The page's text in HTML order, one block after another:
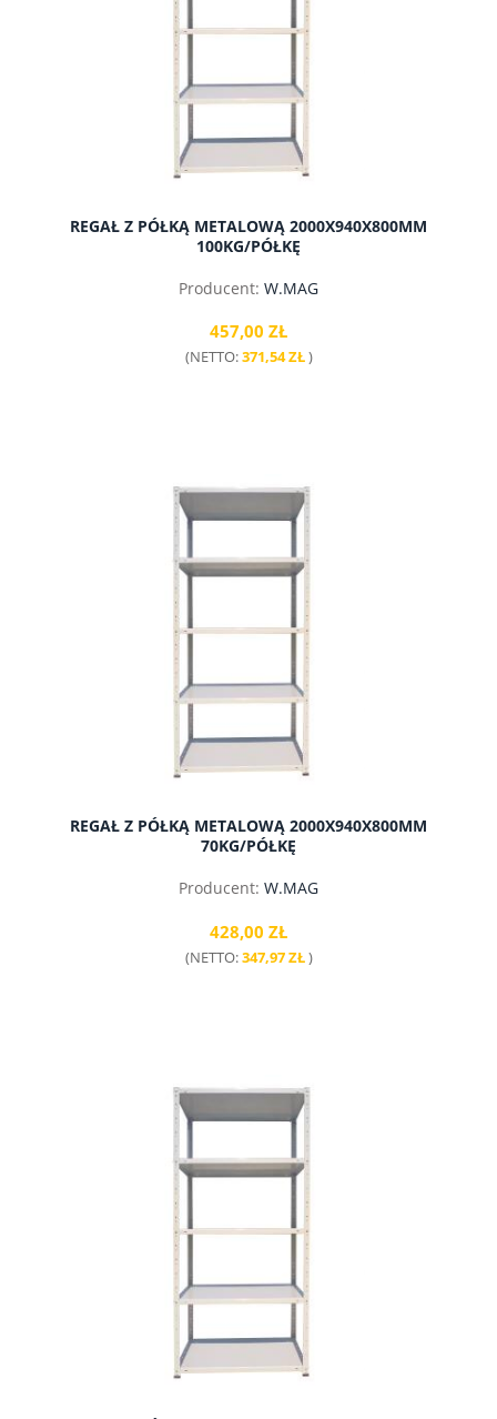
REGAŁ Z PÓŁKĄ METALOWĄ 2000X940X800MM
100KG/PÓŁKĘ
Producent: W.MAG
457,00 ZŁ
(NETTO:371,54 ZŁ)
REGAŁ Z PÓŁKĄ METALOWĄ 2000X940X800MM
70KG/PÓŁKĘ
Producent: W.MAG
428,00 ZŁ
(NETTO:347,97 ZŁ)